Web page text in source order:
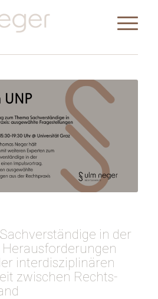
in der
interdisziplinären
zwischen Rechts-